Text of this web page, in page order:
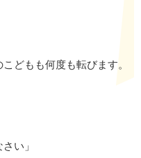
どもも何度も転びます。
い」